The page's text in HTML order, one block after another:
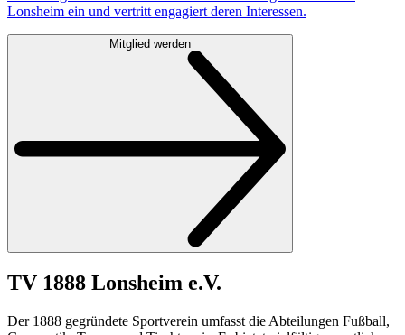
Lonsheim ein und vertritt engagiert deren Interessen.
Mitglied werden
TV 1888 Lonsheim e.V.
Der 1888 gegründete Sportverein umfasst die Abteilungen Fußball,